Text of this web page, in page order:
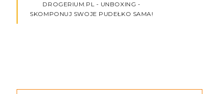
DROGERIUM.PL - UNBOXING -
SKOMPONUJ SWOJE PUDEŁKO SAMA!